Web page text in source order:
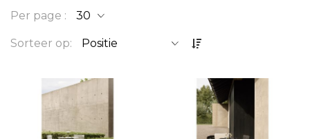
Per page
Sorteer op
O
o
p
e